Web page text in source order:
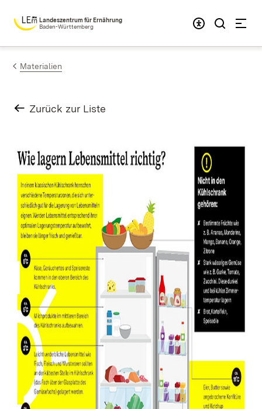
Zum Inhalt springen
Landeszentrum für Ernährung
Baden-Württemberg
Materialien
Zurück zur Liste